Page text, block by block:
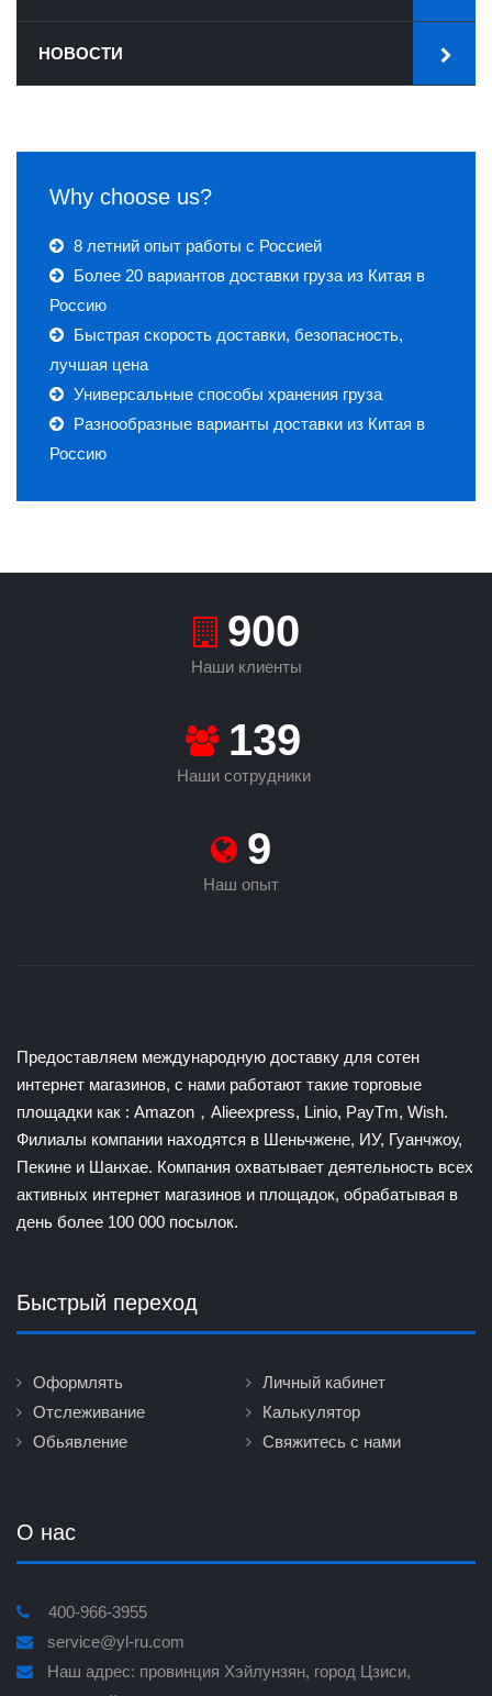
НОВОСТИ
Why choose us?
8 летний опыт работы с Россией
Более 20 вариантов доставки груза из Китая в
Россию
Быстрая скорость доставки, безопасность,
лучшая цена
Универсальные способы хранения груза
Разнообразные варианты доставки из Китая в
Россию
1000
Наши клиенты
149
Наши сотрудники
9
Наш опыт
Предоставляем международную доставку для сотен
интернет магазинов, с нами работают такие торговые
площадки как : Amazon，Alieexpress, Linio, PayTm, Wish.
Филиалы компании находятся в Шеньчжене, ИУ, Гуанчжоу,
Пекине и Шанхае. Компания охватывает деятельность всех
активных интернет магазинов и площадок, обрабатывая в
день более 100 000 посылок.
Быстрый переход
Оформлять
Личный кабинет
Отслеживание
Калькулятор
Обьявление
Свяжитесь с нами
О нас
400-966-3955
service@yl-ru.com
Наш адрес: провинция Хэйлунзян, город Цзиси,